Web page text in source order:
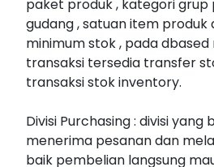
paket produk , kategori grup
gudang , satuan item produk
minimum stok , pada dbased
transaksi tersedia transfer
transaksi stok inventory.
Divisi Purchasing : divisi
menerima pesanan dan
baik pembelian langsung